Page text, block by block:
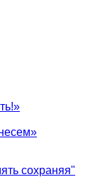
сохраняя"